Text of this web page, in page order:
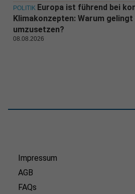
POLITIK Europa ist führend bei
Klimakonzepten: Warum
umzusetzen?
08.08.2026
Impressum
AGB
FAQs